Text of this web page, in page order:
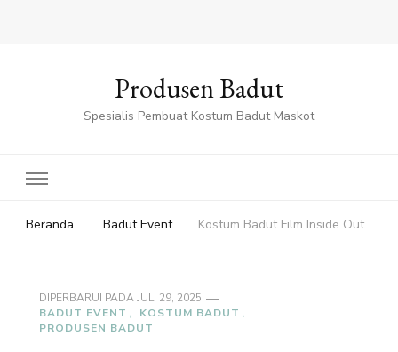
Produsen Badut
Spesialis Pembuat Kostum Badut Maskot
Beranda Badut Event Kostum Badut Film Inside Out
DIPERBARUI PADAJULI 29, 2025
BADUT EVENT
KOSTUM BADUT
PRODUSEN BADUT